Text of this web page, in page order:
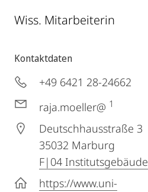
Wiss. Mitarbeiterin
Kontaktdaten
+49 6421 28-24662
raja.moeller@ 1
Deutschhausstraße 3
35032 Marburg
F|04 Institutsgebäude
https://www.uni-